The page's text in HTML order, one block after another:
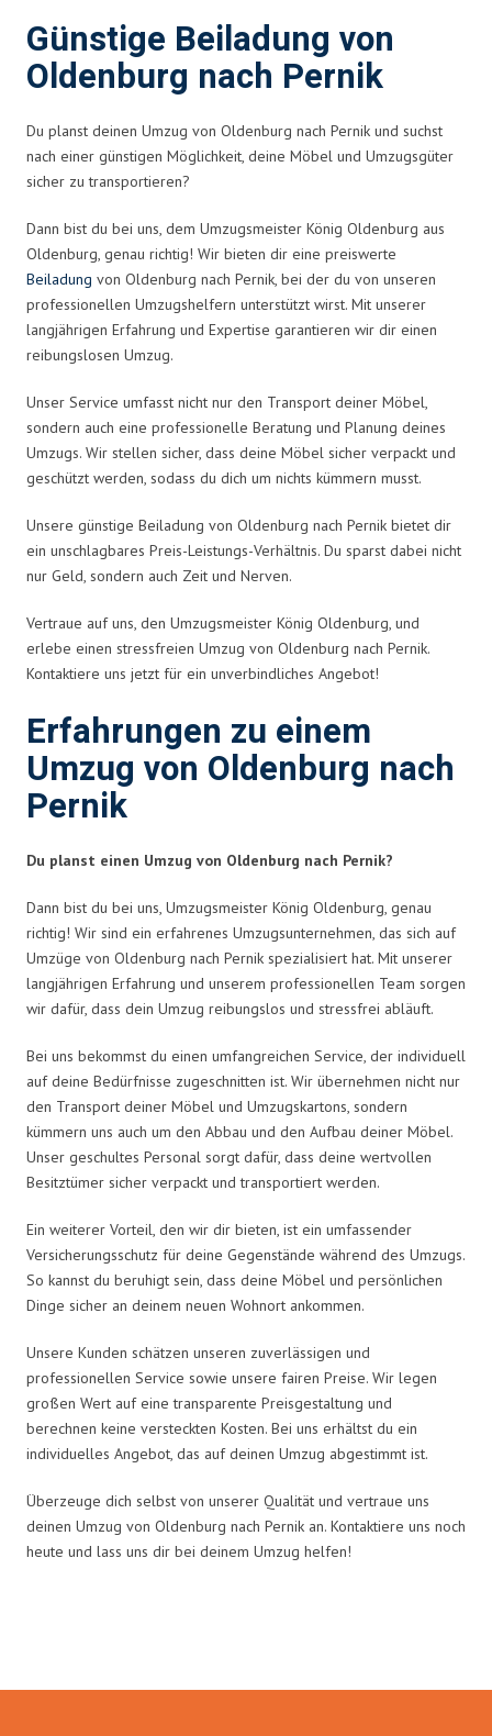
Günstige Beiladung von
Oldenburg nach Pernik
Du planst deinen Umzug von Oldenburg nach Pernik und suchst
nach einer günstigen Möglichkeit, deine Möbel und Umzugsgüter
sicher zu transportieren?
Dann bist du bei uns, dem Umzugsmeister König Oldenburg aus
Oldenburg, genau richtig! Wir bieten dir eine preiswerte
Beiladung von Oldenburg nach Pernik, bei der du von unseren
professionellen Umzugshelfern unterstützt wirst. Mit unserer
langjährigen Erfahrung und Expertise garantieren wir dir einen
reibungslosen Umzug.
Unser Service umfasst nicht nur den Transport deiner Möbel,
sondern auch eine professionelle Beratung und Planung deines
Umzugs. Wir stellen sicher, dass deine Möbel sicher verpackt und
geschützt werden, sodass du dich um nichts kümmern musst.
Unsere günstige Beiladung von Oldenburg nach Pernik bietet dir
ein unschlagbares Preis-Leistungs-Verhältnis. Du sparst dabei nicht
nur Geld, sondern auch Zeit und Nerven.
Vertraue auf uns, den Umzugsmeister König Oldenburg, und
erlebe einen stressfreien Umzug von Oldenburg nach Pernik.
Kontaktiere uns jetzt für ein unverbindliches Angebot!
Erfahrungen zu einem
Umzug von Oldenburg nach
Pernik
Du planst einen Umzug von Oldenburg nach Pernik?
Dann bist du bei uns, Umzugsmeister König Oldenburg, genau
richtig! Wir sind ein erfahrenes Umzugsunternehmen, das sich auf
Umzüge von Oldenburg nach Pernik spezialisiert hat. Mit unserer
langjährigen Erfahrung und unserem professionellen Team sorgen
wir dafür, dass dein Umzug reibungslos und stressfrei abläuft.
Bei uns bekommst du einen umfangreichen Service, der individuell
auf deine Bedürfnisse zugeschnitten ist. Wir übernehmen nicht nur
den Transport deiner Möbel und Umzugskartons, sondern
kümmern uns auch um den Abbau und den Aufbau deiner Möbel.
Unser geschultes Personal sorgt dafür, dass deine wertvollen
Besitztümer sicher verpackt und transportiert werden.
Ein weiterer Vorteil, den wir dir bieten, ist ein umfassender
Versicherungsschutz für deine Gegenstände während des Umzugs.
So kannst du beruhigt sein, dass deine Möbel und persönlichen
Dinge sicher an deinem neuen Wohnort ankommen.
Unsere Kunden schätzen unseren zuverlässigen und
professionellen Service sowie unsere fairen Preise. Wir legen
großen Wert auf eine transparente Preisgestaltung und
berechnen keine versteckten Kosten. Bei uns erhältst du ein
individuelles Angebot, das auf deinen Umzug abgestimmt ist.
Überzeuge dich selbst von unserer Qualität und vertraue uns
deinen Umzug von Oldenburg nach Pernik an. Kontaktiere uns noch
heute und lass uns dir bei deinem Umzug helfen!